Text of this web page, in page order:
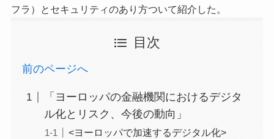
フラ）とセキュリティのあり方ついて紹介した。
目次
前のページへ
「ヨーロッパの金融機関におけるデジタ
ル化とリスク、今後の動向」
<ヨーロッパで加速するデジタル化>